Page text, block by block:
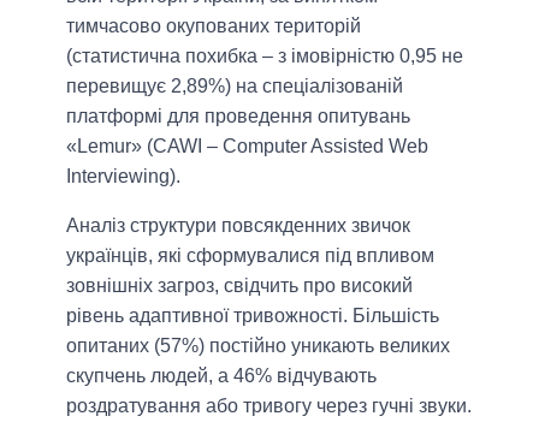
тимчасово окупованих територій
(статистична похибка – з імовірністю 0,95 не
перевищує 2,89%) на спеціалізованій
платформі для проведення опитувань
«Lemur» (CAWI – Computer Assisted Web
Interviewing).
Аналіз структури повсякденних звичок
українців, які сформувалися під впливом
зовнішніх загроз, свідчить про високий
рівень адаптивної тривожності. Більшість
опитаних (57%) постійно уникають великих
скупчень людей, а 46% відчувають
роздратування або тривогу через гучні звуки.